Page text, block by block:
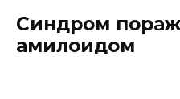
Синдром
амилоидом